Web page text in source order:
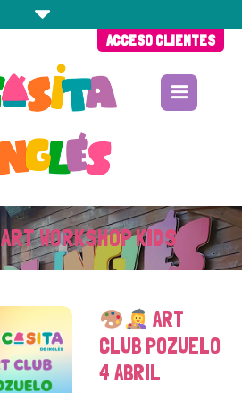
ACCESO CLIENTES
ART WORKSHOP KIDS
ART
CLUB POZUELO
4 ABRIL